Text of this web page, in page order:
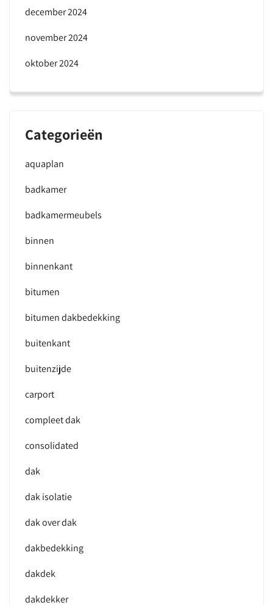
december 2024
november 2024
oktober 2024
Categorieën
aquaplan
badkamer
badkamermeubels
binnen
binnenkant
bitumen
bitumen dakbedekking
buitenkant
buitenzijde
carport
compleet dak
consolidated
dak
dak isolatie
dak over dak
dakbedekking
dakdek
dakdekker